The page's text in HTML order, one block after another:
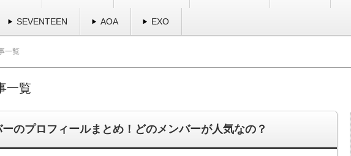
SEVENTEEN AOA EXO
一覧
一覧
のプロフィールまとめ！どのメンバーが人気なの？